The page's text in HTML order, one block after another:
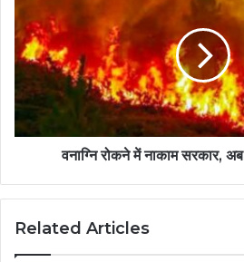
वनाग्नि रोकने में नाकाम सरकार,
Related Articles